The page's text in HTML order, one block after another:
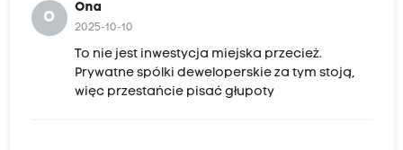
O
Ona
2025-10-10
To nie jest inwestycja miejska przecież.
Prywatne spólki deweloperskie za tym stoją,
więc przestańcie pisać głupoty